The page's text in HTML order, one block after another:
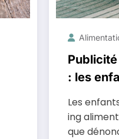
: les
Les
ing
que